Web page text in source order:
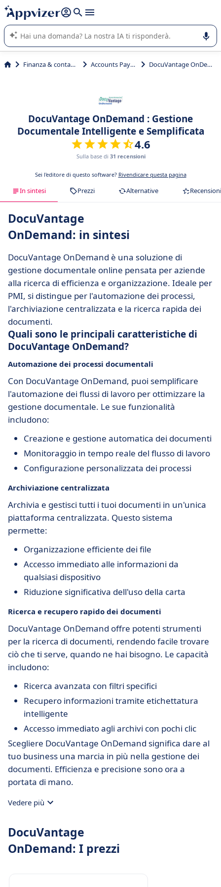
righe con
shift + enter
L'IA di Appvizer vi guida nell'utilizzo o nella scelta di un
software SaaS per la vostra azienda.
Finanza & contabilità Accounts Payable DocuVantage OnDemand
DocuVantage OnDemand : Gestione
Documentale Intelligente e Semplificata
4.6
Sulla base di 31 recensioni
Sei l'editore di questo software? Rivendicare questa pagina
In sintesi Prezzi Alternative Recensioni
DocuVantage
OnDemand: in sintesi
DocuVantage OnDemand è una soluzione di
gestione documentale online pensata per aziende
alla ricerca di efficienza e organizzazione. Ideale per
PMI, si distingue per l'automazione dei processi,
l'archiviazione centralizzata e la ricerca rapida dei
documenti.
Quali sono le principali caratteristiche di
DocuVantage OnDemand?
Automazione dei processi documentali
Con DocuVantage OnDemand, puoi semplificare
l'automazione dei flussi di lavoro per ottimizzare la
gestione documentale. Le sue funzionalità
includono:
Creazione e gestione automatica dei documenti
Monitoraggio in tempo reale del flusso di lavoro
Configurazione personalizzata dei processi
Archiviazione centralizzata
Archivia e gestisci tutti i tuoi documenti in un'unica
piattaforma centralizzata. Questo sistema
permette:
Organizzazione efficiente dei file
Accesso immediato alle informazioni da
qualsiasi dispositivo
Riduzione significativa dell'uso della carta
Ricerca e recupero rapido dei documenti
DocuVantage OnDemand offre potenti strumenti
per la ricerca di documenti, rendendo facile trovare
ciò che ti serve, quando ne hai bisogno. Le capacità
includono:
Ricerca avanzata con filtri specifici
Recupero informazioni tramite etichettatura
intelligente
Accesso immediato agli archivi con pochi clic
Scegliere DocuVantage OnDemand significa dare al
tuo business una marcia in più nella gestione dei
documenti. Efficienza e precisione sono ora a
portata di mano.
Vedere più
DocuVantage
OnDemand: I prezzi